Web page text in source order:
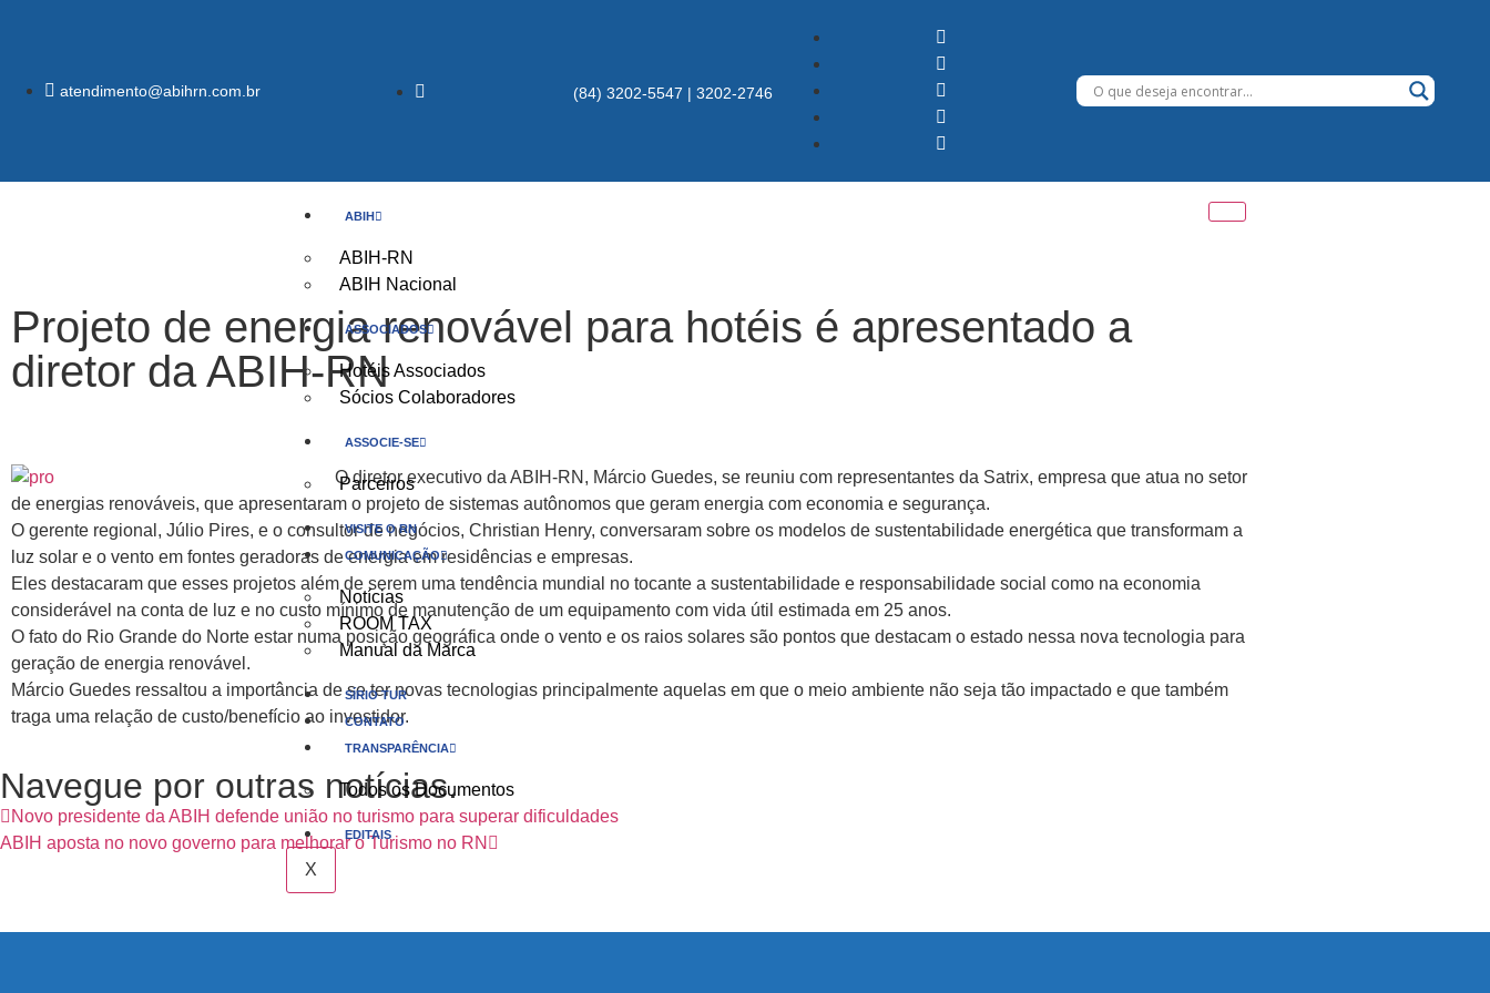
atendimento@abihrn.com.br (84) 3202-5547 | 3202-2746
ABIH
ABIH-RN
ABIH Nacional
ASSOCIADOS
Hotéis Associados
Sócios Colaboradores
ASSOCIE-SE
Parceiros
VISITE O RN
COMUNICAÇÃO
Notícias
ROOM TAX
Manual da Marca
SÍRIO TUR
CONTATO
TRANSPARÊNCIA
Todos os Documentos
EDITAIS
X
Projeto de energia renovável para hotéis é apresentado a
diretor da ABIH-RN
O diretor executivo da ABIH-RN, Márcio Guedes, se reuniu com representantes da Satrix, empresa que atua no setor
de energias renováveis, que apresentaram o projeto de sistemas autônomos que geram energia com economia e segurança.
O gerente regional, Júlio Pires, e o consultor de negócios, Christian Henry, conversaram sobre os modelos de sustentabilidade energética que transformam a
luz solar e o vento em fontes geradoras de energia em residências e empresas.
Eles destacaram que esses projetos além de serem uma tendência mundial no tocante a sustentabilidade e responsabilidade social como na economia
considerável na conta de luz e no custo mínimo de manutenção de um equipamento com vida útil estimada em 25 anos.
O fato do Rio Grande do Norte estar numa posição geográfica onde o vento e os raios solares são pontos que destacam o estado nessa nova tecnologia para
geração de energia renovável.
Márcio Guedes ressaltou a importância de se ter novas tecnologias principalmente aquelas em que o meio ambiente não seja tão impactado e que também
traga uma relação de custo/benefício ao investidor.
Navegue por outras notícias.
Novo presidente da ABIH defende união no turismo para superar dificuldades
ABIH aposta no novo governo para melhorar o Turismo no RN